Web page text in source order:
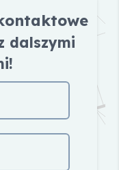
dalszymi